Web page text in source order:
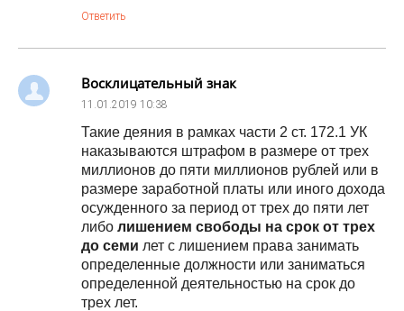
Ответить
Восклицательный знак
11.01.2019 10:38
Такие деяния в рамках части 2 ст. 172.1 УК
наказываются штрафом в размере от трех
миллионов до пяти миллионов рублей или в
размере заработной платы или иного дохода
осужденного за период от трех до пяти лет
либо лишением свободы на срок от трех
до семи лет с лишением права занимать
определенные должности или заниматься
определенной деятельностью на срок до
трех лет.